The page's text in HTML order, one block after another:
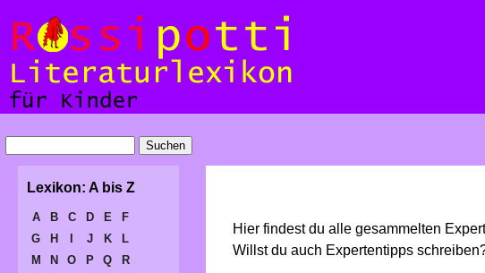
Hier findest du alle gesammelten
Willst du auch Expertentipps
Lexikon: A bis Z
A B C D E
F
G
H J K
L
M
N O P Q
R